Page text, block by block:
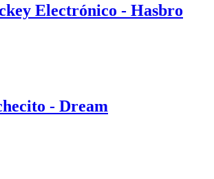
Electrónico - Hasbro
- Dream